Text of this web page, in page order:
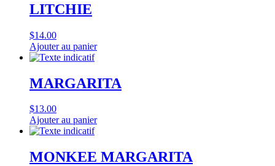
LITCHIE
$14.00
Ajouter au panier
MARGARITA
$13.00
Ajouter au panier
MONKEE MARGARITA